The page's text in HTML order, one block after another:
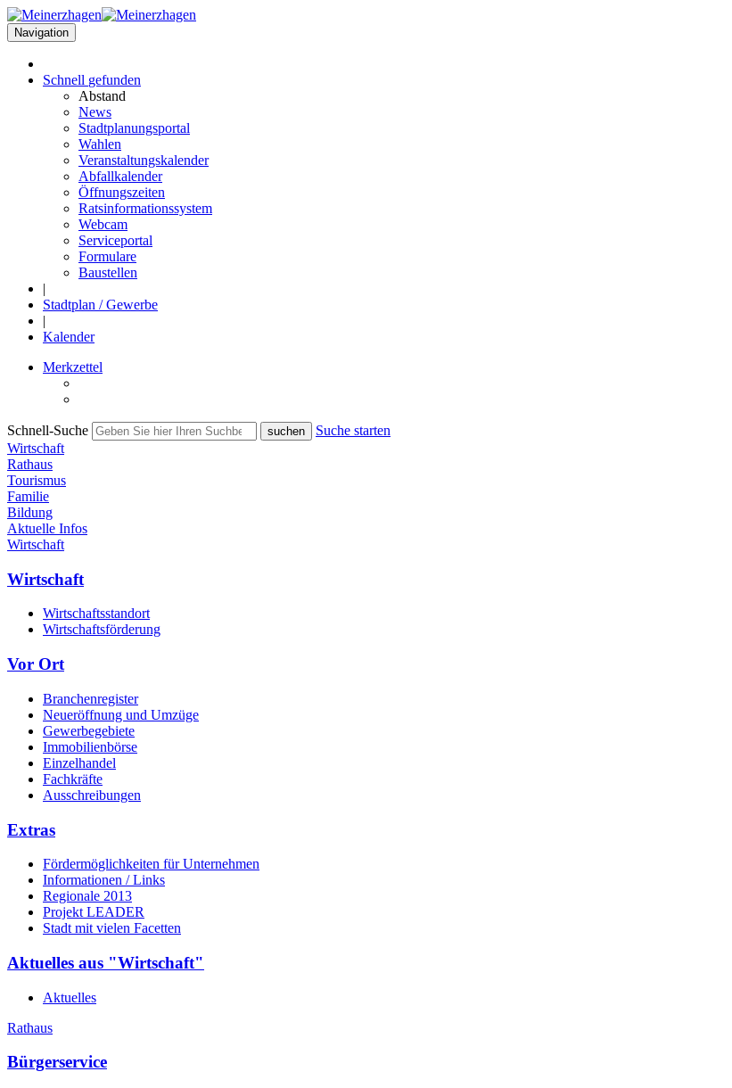
Navigation
Schnell gefunden
Abstand
News
Stadtplanungsportal
Wahlen
Veranstaltungskalender
Abfallkalender
Öffnungszeiten
Ratsinformationssystem
Webcam
Serviceportal
Formulare
Baustellen
|
Stadtplan / Gewerbe
|
Kalender
Merkzettel
Schnell-Suche
Suche starten
Wirtschaft
Rathaus
Tourismus
Familie
Bildung
Aktuelle Infos
Wirtschaft
Wirtschaft
Wirtschaftsstandort
Wirtschaftsförderung
Vor Ort
Branchenregister
Neueröffnung und Umzüge
Gewerbegebiete
Immobilienbörse
Einzelhandel
Fachkräfte
Ausschreibungen
Extras
Fördermöglichkeiten für Unternehmen
Informationen / Links
Regionale 2013
Projekt LEADER
Stadt mit vielen Facetten
Aktuelles aus "Wirtschaft"
Aktuelles
Rathaus
Bürgerservice